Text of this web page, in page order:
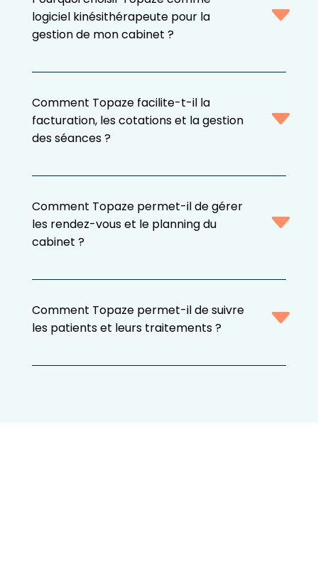
logiciel kinésithérapeute pour la
gestion de mon cabinet ?
Comment Topaze facilite-t-il la
facturation, les cotations et la gestion
des séances ?
Comment Topaze permet-il de gérer
les rendez-vous et le planning du
cabinet ?
Comment Topaze permet-il de suivre
les patients et leurs traitements ?